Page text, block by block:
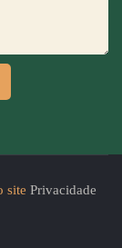
site Privacidade